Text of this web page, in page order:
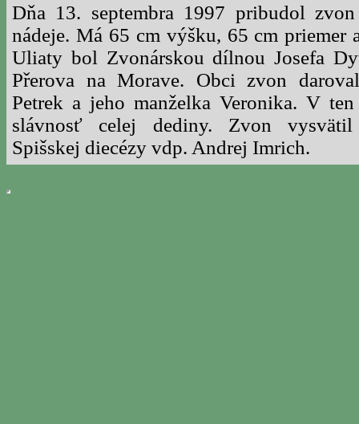
Dňa 13. septembra 1997 pribudol
nádeje. Má 65 cm výšku, 65 cm priemer
Uliaty bol Zvonárskou dílnou Josefa
Přerova na Morave. Obci zvon
Petrek a jeho manželka Veronika. V
slávnosť celej dediny. Zvon
Spišskej diecézy vdp. Andrej Imrich.